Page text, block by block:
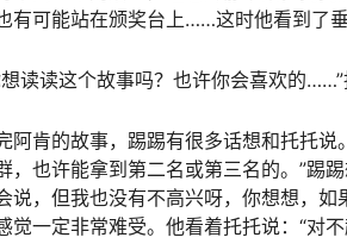
总是在赶羊比赛中获得冠军，但是有
带到一个角落里，让它冷静下来。托
有可能站在颁奖台上……这时他看到了
想读读这个故事吗？也许你会喜欢的